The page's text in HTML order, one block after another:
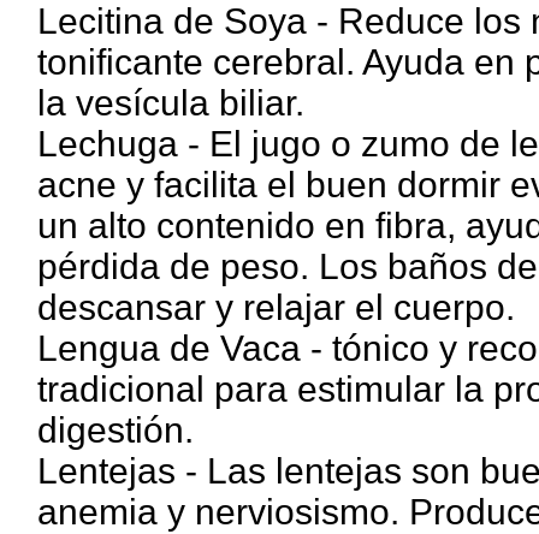
Lecitina de Soya - Reduce
tonificante cerebral. Ayuda en
la vesícula biliar.
Lechuga - El jugo o zumo de
acne y facilita el buen dormir
un alto contenido en fibra,
pérdida de peso. Los baños
descansar y relajar el cuerpo.
Lengua de Vaca - tónico y
tradicional para estimular la
digestión.
Lentejas - Las lentejas son
anemia y nerviosismo.